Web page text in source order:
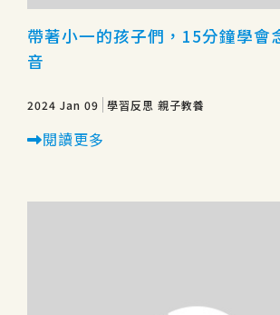
帶著小一的孩子們，15分鐘學會
音
2024 Jan 09 學習反思 親子教養
閱讀更多